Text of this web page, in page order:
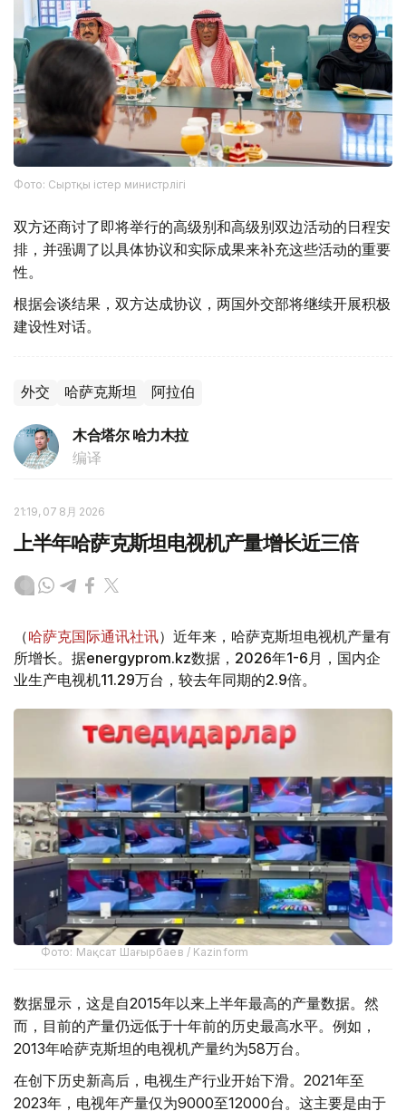
Фото: Сыртқы істер министрлігі
双方还商讨了即将举行的高级别和高级别双边活动的日程安
排，并强调了以具体协议和实际成果来补充这些活动的重要
性。
根据会谈结果，双方达成协议，两国外交部将继续开展积极
建设性对话。
外交 哈萨克斯坦 阿拉伯
木合塔尔 哈力木拉
编译
21:19, 07 8月 2026
上半年哈萨克斯坦电视机产量增长近三倍
（哈萨克国际通讯社讯）近年来，哈萨克斯坦电视机产量有
所增长。据energyprom.kz数据，2026年1-6月，国内企
业生产电视机11.29万台，较去年同期的2.9倍。
Фото: Мақсат Шағырбаев / Kazinform
数据显示，这是自2015年以来上半年最高的产量数据。然
而，目前的产量仍远低于十年前的历史最高水平。例如，
2013年哈萨克斯坦的电视机产量约为58万台。
在创下历史新高后，电视生产行业开始下滑。2021年至
2023年，电视年产量仅为9000至12000台。这主要是由于